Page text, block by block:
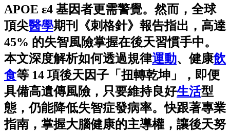
APOE ε4 基因者更需警覺。然而，全球
頂尖醫學期刊《刺格針》報告指出，高達
45% 的失智風險掌握在後天習慣手中。
本文深度解析如何透過規律運動、健康飲
食等 14 項後天因子「扭轉乾坤」，即便
具備高遺傳風險，只要維持良好生活型
態，仍能降低失智症發病率。快跟著專業
指南，掌握大腦健康的主導權，讓後天努